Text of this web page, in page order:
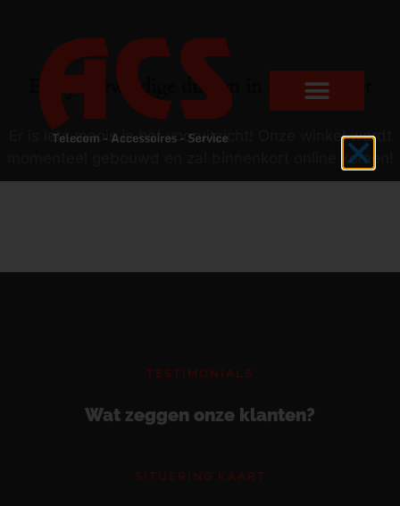
Er zijn geweldige dingen in het verschiet
Er is iets moois in het vooruitzicht! Onze winkel wordt
momenteel gebouwd en zal binnenkort online komen!
TESTIMONIALS
Wat zeggen onze klanten?
SITUERING KAART